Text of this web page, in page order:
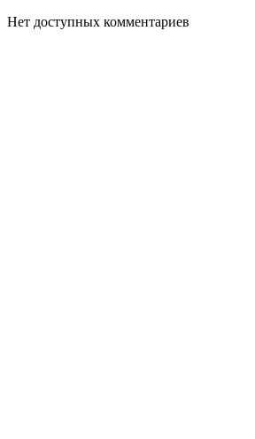
Нет доступных комментариев